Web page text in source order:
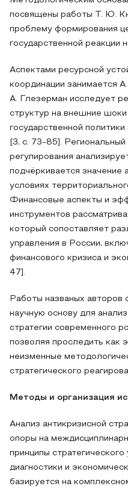
посвящены работы Т. Ю.
проблему формирования
государственной реакции
Аспектами ресурсной
координации занимается
А. Глезерман исследует
структур на внешние
государственной политики
[3, с. 73-85]. Региональный
регулирования
подчёркивается значение
условиях
Финансовые аспекты и
инструментов
который сопоставляет
управления в России,
финансового кризиса и
47].
Работы названых авторов
научную основу для
стратегии современного
позволяя проследить как
неизменные
стратегического
Методы и организация
Анализ антикризисной
опоры на
принципы
диагностики и
базируется на